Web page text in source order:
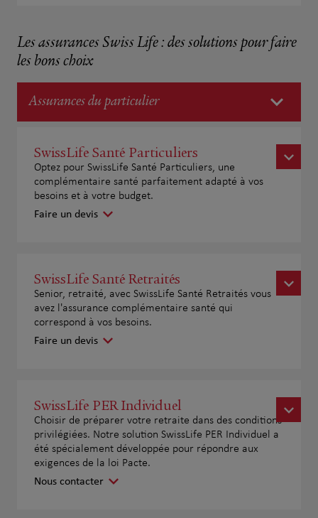
Les assurances Swiss Life : des solutions pour faire
les bons choix
Assurances du particulier
SwissLife Santé Particuliers
Optez pour SwissLife Santé Particuliers, une
complémentaire santé parfaitement adapté à vos
besoins et à votre budget.
Faire un devis
SwissLife Santé Retraités
Senior, retraité, avec SwissLife Santé Retraités vous
avez l'assurance complémentaire santé qui
correspond à vos besoins.
Faire un devis
SwissLife PER Individuel
Choisir de préparer votre retraite dans des conditions
privilégiées. Notre solution SwissLife PER Individuel a
été spécialement développée pour répondre aux
exigences de la loi Pacte.
Nous contacter